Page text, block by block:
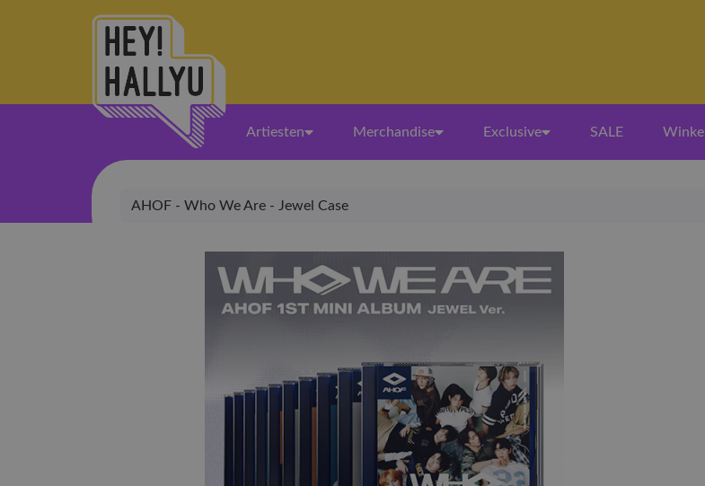
Artiesten Merchandise Exclusive SALE Winkel
AHOF - Who We Are - Jewel Case